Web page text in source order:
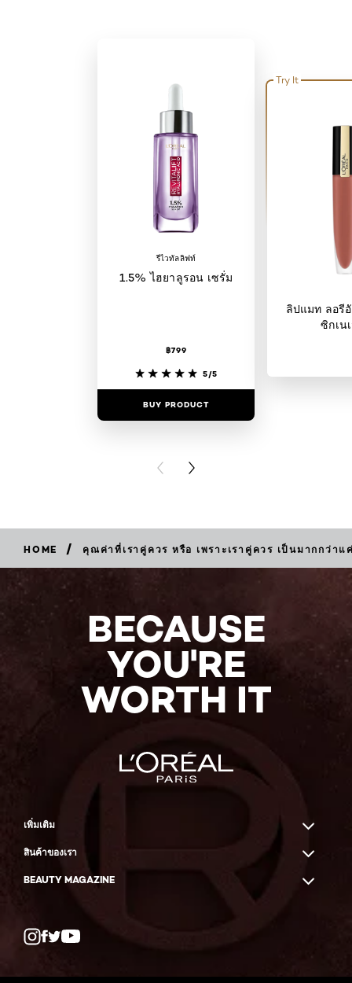
รีไวทัลลิฟท์
1.5% ไฮยาลูรอน เซรั่ม
฿799
5/5
BUY PRODUCT
Try It
ลิปแมท ลอรี
ซิกเน
PREVIOUS CARD
NEXT CARD
HOME / คุณค่าที่เราคู่ควร หรือ เพราะเราคู่ควร เป็นมากกว่าแ
BECAUSE
YOU'RE
WORTH IT
เพิ่มเติม
สินค้าของเรา
BEAUTY MAGAZINE